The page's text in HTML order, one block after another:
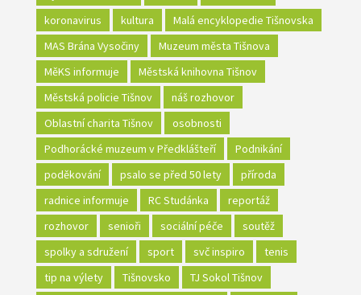
koronavirus
kultura
Malá encyklopedie Tišnovska
MAS Brána Vysočiny
Muzeum města Tišnova
MěKS informuje
Městská knihovna Tišnov
Městská policie Tišnov
náš rozhovor
Oblastní charita Tišnov
osobnosti
Podhorácké muzeum v Předklášteří
Podnikání
poděkování
psalo se před 50 lety
příroda
radnice informuje
RC Studánka
reportáž
rozhovor
senioři sociální péče
soutěž
spolky a sdružení
sport svč inspiro
tenis
tip na výlety
Tišnovsko
TJ Sokol Tišnov